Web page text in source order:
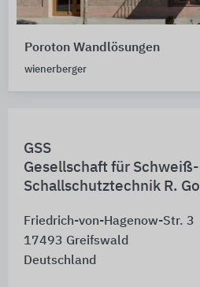
GSS
Gesellschaft für Schweiß-
Schallschutztechnik R.
Friedrich-von-Hagenow-Str. 3
17493 Greifswald
Deutschland
Poroton Wandlösungen
wienerberger